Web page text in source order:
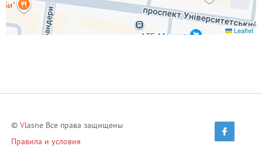
Leaflet
© Vlasne Все права защищены
Правила и условия